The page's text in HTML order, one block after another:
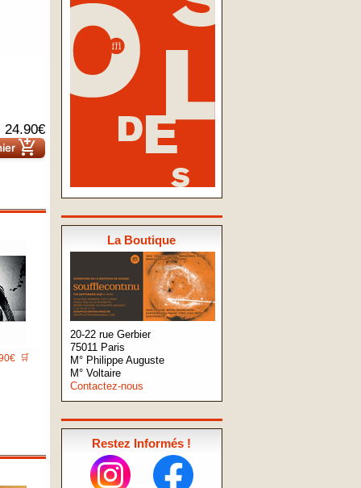
La Boutique
20-22 rue Gerbier
75011 Paris
M° Philippe Auguste
M° Voltaire
Contactez-nous
Restez Informés !
24.90€
add_shopping_cart
🛒